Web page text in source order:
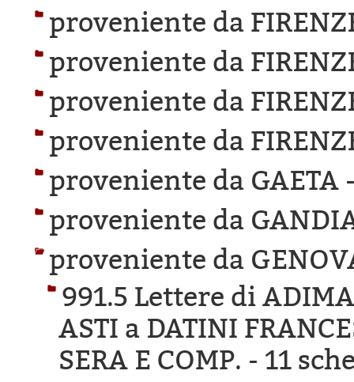
proveniente da
proveniente da
proveniente da
proveniente da
proveniente da GAETA
proveniente da
proveniente da
991.5 Lettere di
ASTI a DATINI
SERA E COMP. - 11